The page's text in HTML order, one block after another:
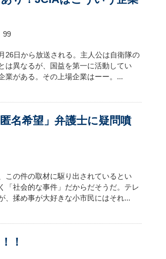
99
26日から放送される。主人公は自衛隊の
は異なるが、国益を第一に活動してい
業がある。その上場企業はーー。...
名希望」弁護士に疑問噴
この件の取材に駆り出されているとい
「社会的な事件」だからだそうだ。テレ
、揉め事が大好きな小市民にはそれ...
！